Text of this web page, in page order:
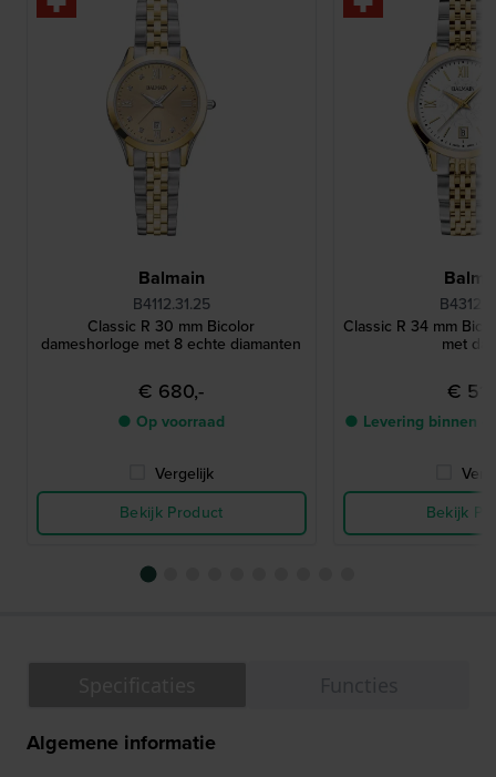
Balmain
B4112.31.25
Classic R 30 mm Bicolor
dameshorloge met 8 echte diamanten
€ 680,-
● Op voorraad
Vergelijk
Bekijk Product
Classic R 34 mm
met
€
● Levering binnen
Bekijk
Algemene informatie